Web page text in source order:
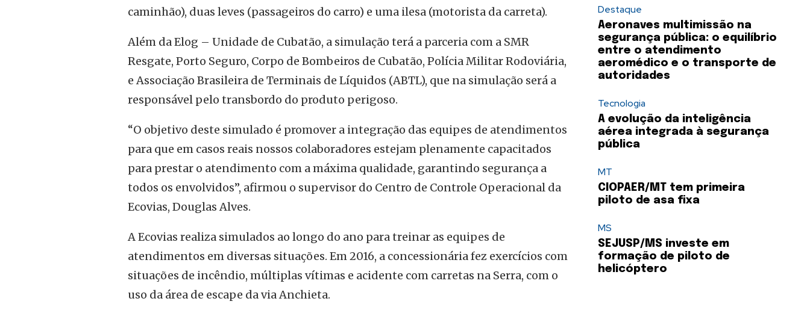
caminhão), duas leves (passageiros do carro) e uma ilesa (motorista da carreta).
Além da Elog – Unidade de Cubatão, a simulação terá a parceria com a SMR
Resgate, Porto Seguro, Corpo de Bombeiros de Cubatão, Polícia Militar Rodoviária,
e Associação Brasileira de Terminais de Líquidos (ABTL), que na simulação será a
responsável pelo transbordo do produto perigoso.
“O objetivo deste simulado é promover a integração das equipes de atendimentos
para que em casos reais nossos colaboradores estejam plenamente capacitados
para prestar o atendimento com a máxima qualidade, garantindo segurança a
todos os envolvidos”, afirmou o supervisor do Centro de Controle Operacional da
Ecovias, Douglas Alves.
A Ecovias realiza simulados ao longo do ano para treinar as equipes de
atendimentos em diversas situações. Em 2016, a concessionária fez exercícios com
situações de incêndio, múltiplas vítimas e acidente com carretas na Serra, com o
uso da área de escape da via Anchieta.
Destaque
Aeronaves multimissão na
segurança pública: o equilíbrio
entre o atendimento
aeromédico e o transporte de
autoridades
Tecnologia
A evolução da inteligência
aérea integrada à segurança
pública
MT
CIOPAER/MT tem primeira
piloto de asa fixa
MS
SEJUSP/MS investe em
formação de piloto de
helicóptero